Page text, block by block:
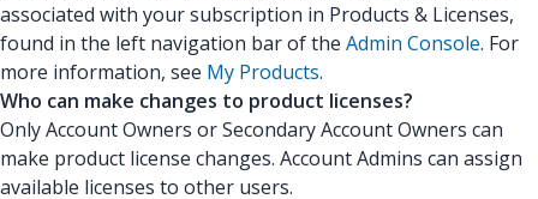
associated with your subscription in Products & Licenses,
found in the left navigation bar of the Admin Console. For
more information, see My Products.
Who can make changes to product licenses?
Only Account Owners or Secondary Account Owners can
make product license changes. Account Admins can assign
available licenses to other users.